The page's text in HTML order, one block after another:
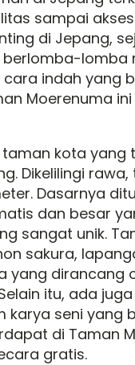
sampai
di Jepang,
berlomba-
indah yang
Moerenuma
taman kota yang
Dikelilingi
Dasarnya
dan besar
sangat unik.
sakura,
dirancang
itu, ada
seni yang
di Taman
gratis.